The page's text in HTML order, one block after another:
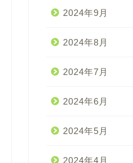
2024年9月
2024年8月
2024年7月
2024年6月
2024年5月
2024年4月